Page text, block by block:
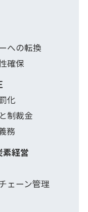
への転換
確保
化
制裁金
務
素経営
ェーン管理